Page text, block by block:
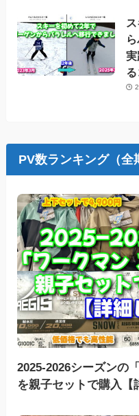
PV数ランキング（全
2025-2026シーズンの
を親子セットで購入【